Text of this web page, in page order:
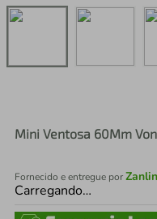
Mini Ventosa 60Mm
Fornecido e entregue por
Carregando…
3º perfume